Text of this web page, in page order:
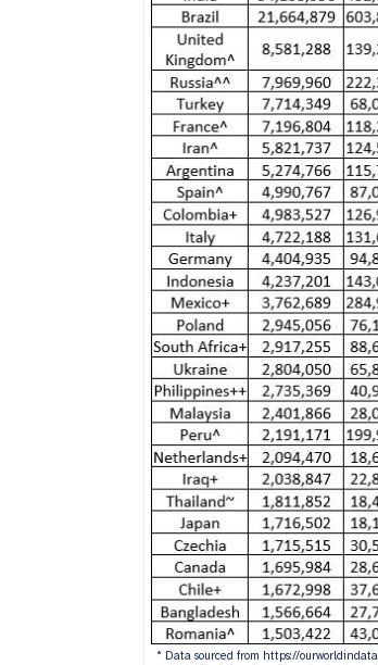
* Data sourced from https://